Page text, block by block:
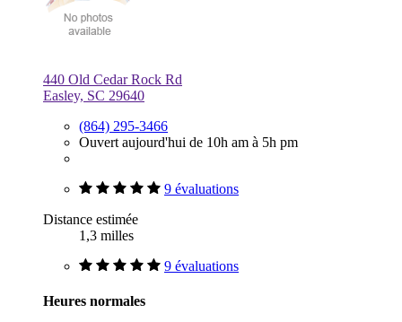
440 Old Cedar Rock Rd
Easley, SC 29640
(864) 295-3466
Ouvert aujourd'hui de 10h am à 5h pm
9 évaluations
Distance estimée
1,3 milles
9 évaluations
Heures normales